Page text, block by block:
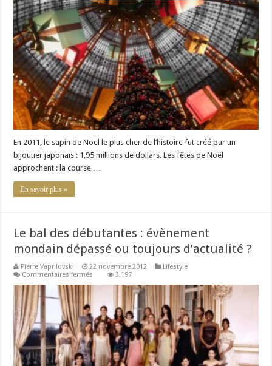
sapin
de
Noël
toujours
plus
luxueux
En 2011, le sapin de Noël le plus cher de l’histoire fut créé par un
bijoutier japonais : 1,95 millions de dollars. Les fêtes de Noël
approchent : la course …
En savoir plus »
Le bal des débutantes : évènement
mondain dépassé ou toujours d’actualité ?
Pierre Vaprilovski 22 novembre 2012
Lifestyle
Commentaires fermés
débutantes
évènement
mondain
dépassé
ou
toujours
d’actualité
3,197